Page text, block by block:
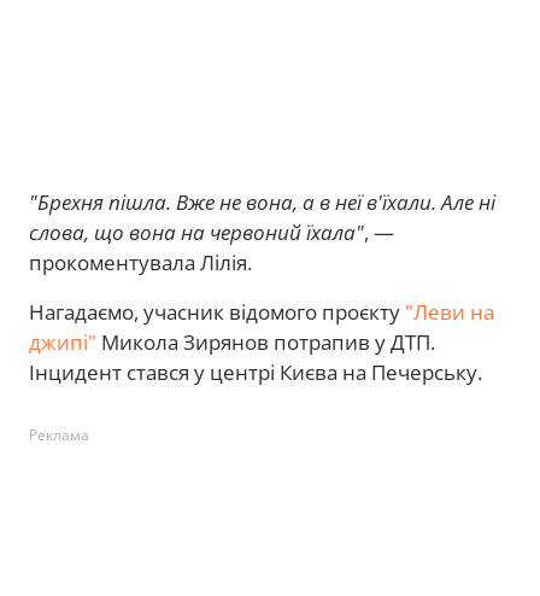
"Брехня пішла. Вже не вона, а в неї в'їхали. Але ні
слова, що вона на червоний їхала", —
прокоментувала Лілія.
Нагадаємо, учасник відомого проєкту "Леви на
джипі" Микола Зирянов потрапив у ДТП.
Інцидент стався у центрі Києва на Печерську.
Реклама